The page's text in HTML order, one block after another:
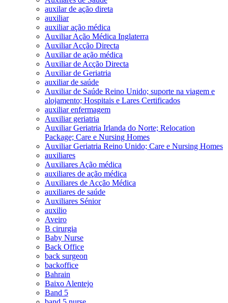
auxilar de ação direta
auxiliar
auxiliar ação médica
Auxiliar Ação Médica Inglaterra
Auxiliar Acção Directa
Auxiliar de ação médica
Auxiliar de Acção Directa
Auxiliar de Geriatria
auxiliar de saúde
Auxiliar de Saúde Reino Unido; suporte na viagem e
alojamento; Hospitais e Lares Certificados
auxiliar enfermagem
Auxiliar geriatria
Auxiliar Geriatria Irlanda do Norte; Relocation
Package; Care e Nursing Homes
Auxiliar Geriatria Reino Unido; Care e Nursing Homes
auxiliares
Auxiliares Ação médica
auxiliares de ação médica
Auxiliares de Acção Médica
auxiliares de saúde
Auxiliares Sénior
auxilio
Aveiro
B cirurgia
Baby Nurse
Back Office
back surgeon
backoffice
Bahrain
Baixo Alentejo
Band 5